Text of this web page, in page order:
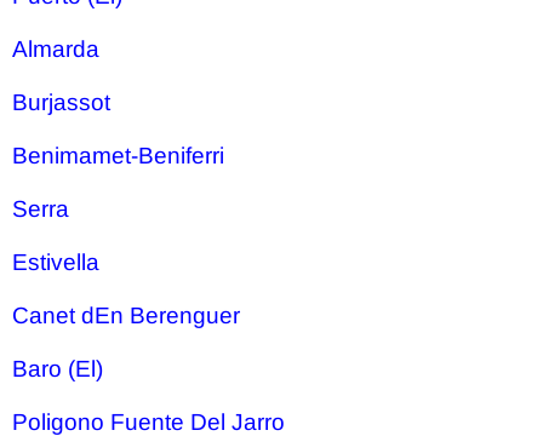
Almarda
Burjassot
Benimamet-Beniferri
Serra
Estivella
Canet dEn Berenguer
Baro (El)
Poligono Fuente Del Jarro